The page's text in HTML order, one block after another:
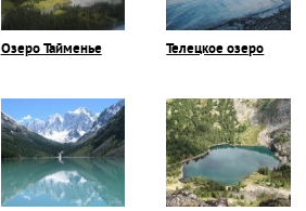
Озеро Тайменье Телецкое озеро